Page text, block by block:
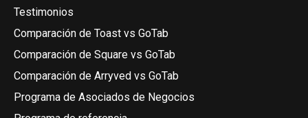
Testimonios
Comparación de Toast vs GoTab
Comparación de Square vs GoTab
Comparación de Arryved vs GoTab
Programa de Asociados de Negocios